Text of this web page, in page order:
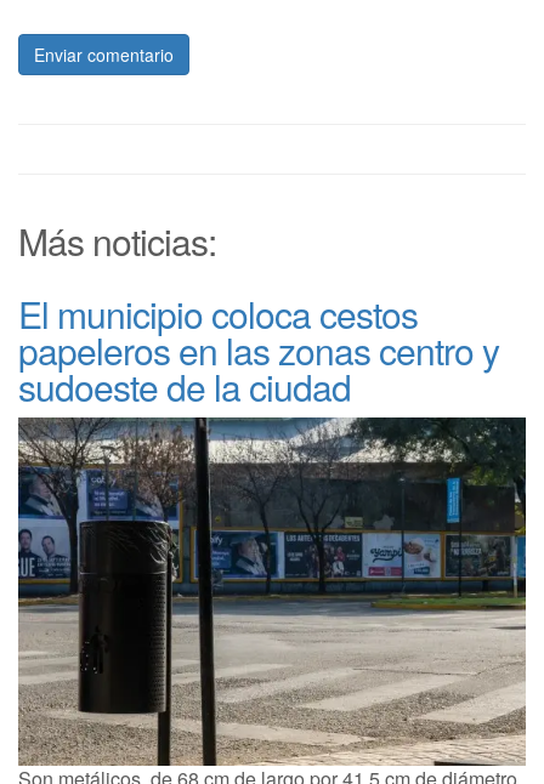
Enviar comentario
Más noticias:
El municipio coloca cestos
papeleros en las zonas centro y
sudoeste de la ciudad
Son metálicos, de 68 cm de largo por 41,5 cm de diámetro.